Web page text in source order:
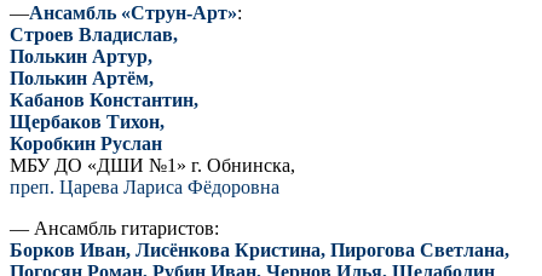
—Ансамбль «Струн-Арт»:
Строев Владислав,
Полькин Артур,
Полькин Артём,
Кабанов Константин,
Щербаков Тихон,
Коробкин Руслан
МБУ ДО «ДШИ №1» г. Обнинска,
преп. Царева Лариса Фёдоровна
— Ансамбль гитаристов:
Борков Иван, Лисёнкова Кристина, Пирогова Светлана,
Погосян Роман, Рубин Иван, Чернов Илья, Шелаболин